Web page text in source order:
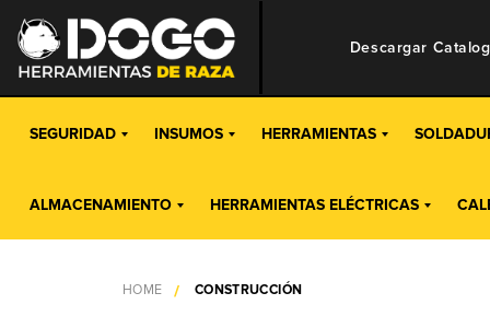
Descargar
SEGURIDAD INSUMOS HERRAMIENTAS
ALMACENAMIENTO HERRAMIENTAS ELÉCTRICAS
HOME CONSTRUCCIÓN